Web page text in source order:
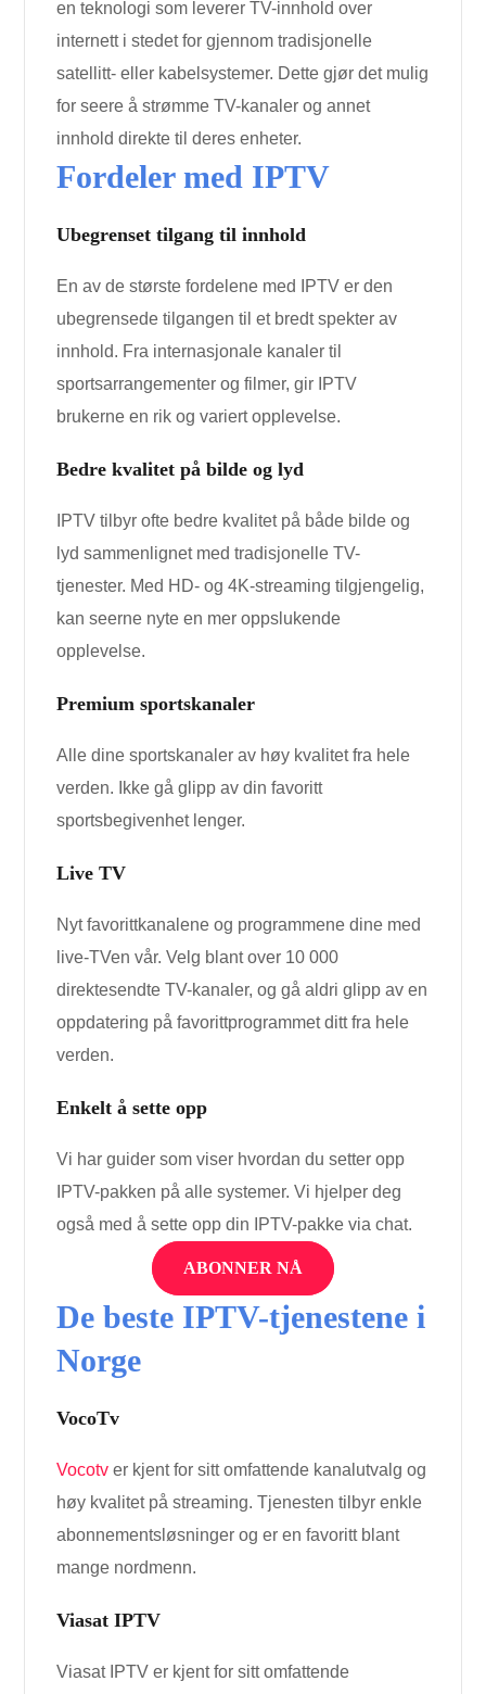
en teknologi som leverer TV-innhold over
internett i stedet for gjennom tradisjonelle
satellitt- eller kabelsystemer. Dette gjør det mulig
for seere å strømme TV-kanaler og annet
innhold direkte til deres enheter.
Fordeler med IPTV
Ubegrenset tilgang til innhold
En av de største fordelene med IPTV er den
ubegrensede tilgangen til et bredt spekter av
innhold. Fra internasjonale kanaler til
sportsarrangementer og filmer, gir IPTV
brukerne en rik og variert opplevelse.
Bedre kvalitet på bilde og lyd
IPTV tilbyr ofte bedre kvalitet på både bilde og
lyd sammenlignet med tradisjonelle TV-
tjenester. Med HD- og 4K-streaming tilgjengelig,
kan seerne nyte en mer oppslukende
opplevelse.
Premium sportskanaler
Alle dine sportskanaler av høy kvalitet fra hele
verden. Ikke gå glipp av din favoritt
sportsbegivenhet lenger.
Live TV
Nyt favorittkanalene og programmene dine med
live-TVen vår. Velg blant over 10 000
direktesendte TV-kanaler, og gå aldri glipp av en
oppdatering på favorittprogrammet ditt fra hele
verden.
Enkelt å sette opp
Vi har guider som viser hvordan du setter opp
IPTV-pakken på alle systemer. Vi hjelper deg
også med å sette opp din IPTV-pakke via chat.
ABONNER NÅ
De beste IPTV-tjenestene i
Norge
VocoTv
Vocotv er kjent for sitt omfattende kanalutvalg og
høy kvalitet på streaming. Tjenesten tilbyr enkle
abonnementsløsninger og er en favoritt blant
mange nordmenn.
Viasat IPTV
Viasat IPTV er kjent for sitt omfattende